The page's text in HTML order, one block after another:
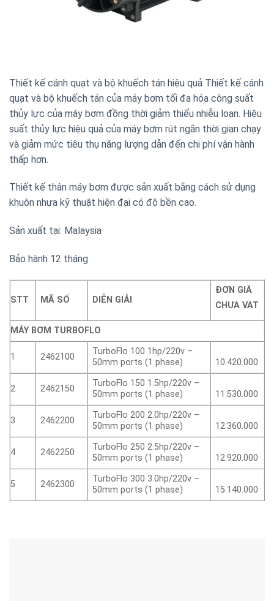
Thiết kế cánh quạt và bộ khuếch tán hiệu quả Thiết kế cánh
quạt và bộ khuếch tán của máy bơm tối đa hóa công suất
thủy lực của máy bơm đồng thời giảm thiểu nhiễu loạn. Hiệu
suất thủy lực hiệu quả của máy bơm rút ngắn thời gian chạy
và giảm mức tiêu thụ năng lượng dẫn đến chi phí vận hành
thấp hơn.
Thiết kế thân máy bơm được sản xuất bằng cách sử dụng
khuôn nhựa kỹ thuật hiện đại có độ bền cao.
Sản xuất tại: Malaysia
Bảo hành 12 tháng
STT MÃ SỐ DIỄN GIẢI
ĐƠN GIÁ
CHƯA VAT
MÁY BƠM TURBOFLO
1 2462100
TurboFlo 100 1hp/220v –
50mm ports (1 phase)
10.420.000
2 2462150
TurboFlo 150 1.5hp/220v –
50mm ports (1 phase)
11.530.000
3 2462200
TurboFlo 200 2.0hp/220v –
50mm ports (1 phase)
12.360.000
4 2462250
TurboFlo 250 2.5hp/220v –
50mm ports (1 phase)
12.920.000
5 2462300
TurboFlo 300 3.0hp/220v –
50mm ports (1 phase)
15.140.000